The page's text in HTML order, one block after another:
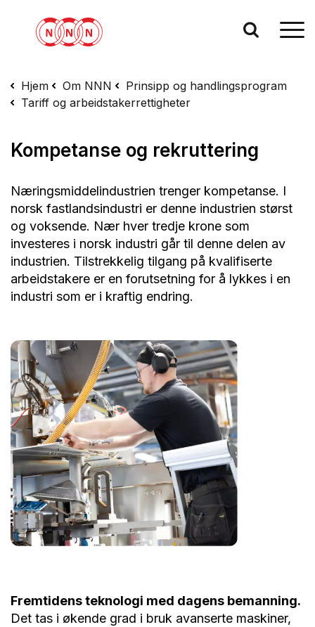
Hjem Om NNN
Prinsipp og handlingsprogram
Tariff og arbeidstakerrettigheter
Kompetanse og rekruttering
Næringsmiddelindustrien trenger kompetanse. I
norsk fastlandsindustri er denne industrien størst
og voksende. Nær hver tredje krone som
investeres i norsk industri går til denne delen av
industrien. Tilstrekkelig tilgang på kvalifiserte
arbeidstakere er en forutsetning for å lykkes i en
industri som er i kraftig endring.
Fremtidens teknologi med dagens bemanning.
Det tas i økende grad i bruk avanserte maskiner,